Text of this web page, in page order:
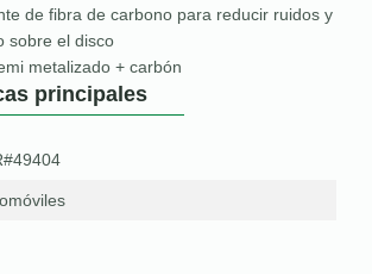
de fibra de carbono para reducir ruidos y
sobre el disco
metalizado + carbón
principales